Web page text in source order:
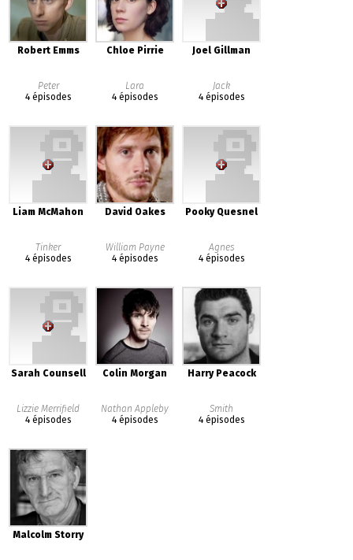
Robert Emms
Peter
4 épisodes
Chloe Pirrie
Lara
4 épisodes
Joel Gillman
Jack
4 épisodes
Liam McMahon
Tinker
4 épisodes
David Oakes
William Payne
4 épisodes
Pooky Quesnel
Agnes
4 épisodes
Sarah Counsell
Lizzie Merrifield
4 épisodes
Colin Morgan
Nathan Appleby
4 épisodes
Harry Peacock
Smith
4 épisodes
Malcolm Storry